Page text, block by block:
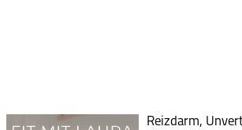
Reizdarm,